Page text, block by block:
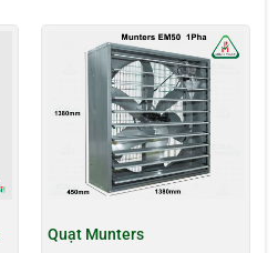
Quạt Munters